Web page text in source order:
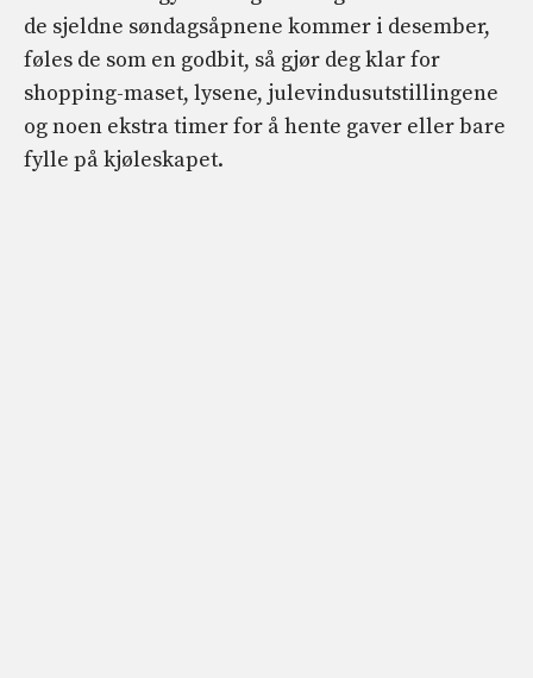
de sjeldne søndagsåpnene kommer i desember,
føles de som en godbit, så gjør deg klar for
shopping-maset, lysene, julevindusutstillingene
og noen ekstra timer for å hente gaver eller bare
fylle på kjøleskapet.